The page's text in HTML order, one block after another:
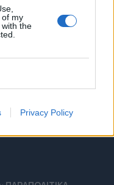
of my
the
Privacy Policy
188, 17671,